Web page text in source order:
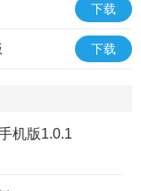
下载
下载
机版1.0.1